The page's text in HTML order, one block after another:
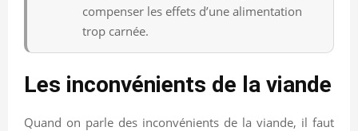
compenser les effets d’une alimentation
trop carnée.
Les inconvénients de la viande
Quand on parle des inconvénients de la viande, il faut